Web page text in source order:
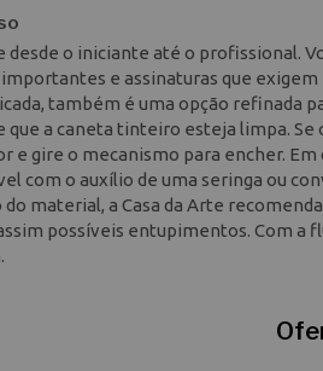
o iniciante até o profissional.
e assinaturas que
também é uma opção refinada
a caneta tinteiro esteja limpa.
e gire o mecanismo para encher.
com o auxílio de uma seringa ou
material, a Casa da Arte
possíveis entupimentos. Com